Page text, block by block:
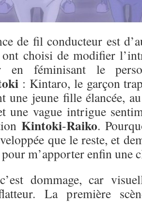
de fil conducteur est
ont choisi de modifier
en féminisant le
: Kintaro, le garçon
une jeune fille élancée,
une vague intrigue
Kintoki-Raiko.
que le reste, et
m’apporter enfin une
dommage, car
La première